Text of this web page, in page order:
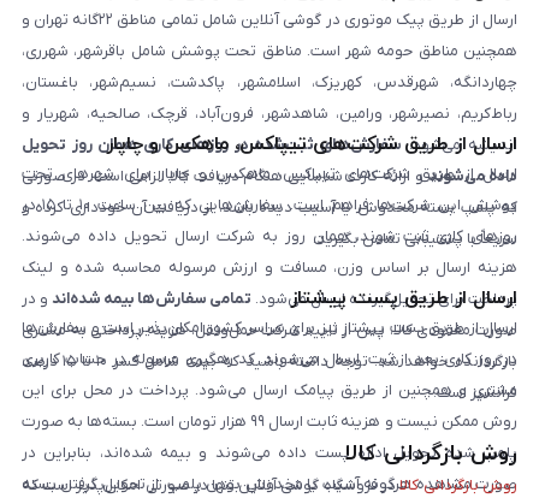
ارسال از طریق پیک موتوری در گوشی آنلاین شامل تمامی مناطق ۲۲گانه تهران و
همچنین مناطق حومه شهر است. مناطق تحت پوشش شامل باقرشهر، شهرری،
چهاردانگه، شهرقدس، کهریزک، اسلامشهر، پاکدشت، نسیم‌شهر، باغستان،
رباط‌کریم، نصیرشهر، ورامین، شاهدشهر، فرون‌آباد، قرچک، صالحیه، شهریار و
اندیشه می‌شود. سفارش‌های ثبت‌شده در روزهای کاری همان روز تحویل
داده می‌شوندو ارائه کارت شناسایی هنگام دریافت کالا الزامی است. در صورتی
که پلمپ بسته مخدوش یا آسیب دیده باشد، از دریافت آن خودداری کرده و
سریعاً با پشتیبانی تماس بگیرید.
ارسال از طریق شرکت‌های تیپاکس، ماهکس و چاپار
ارسال از طریق شرکت‌های تیپاکس، ماهکس و چاپار برای شهرهای تحت
پوشش این شرکت‌ها فراهم است. سفارش‌هایی که بین ساعت ۱۰ تا ۱۵ در
روزهای کاری ثبت شوند، همان روز به شرکت ارسال تحویل داده می‌شوند.
هزینه ارسال بر اساس وزن، مسافت و ارزش مرسوله محاسبه شده و لینک
پرداخت برای تحویل‌گیرنده ارسال می‌شود. تمامی سفارش‌ها بیمه شده‌اند و در
صورت مفقودی کالا، پس از تایید شرکت حمل‌ونقل، هزینه پرداختی به مشتری
بازگردانده خواهد شد. توجه داشته باشید که بیمه شامل کسر ۱۰ تا ۱۵ درصد
فرانشیز است.
ارسال از طریق پست پیشتاز
ارسال از طریق پست پیشتاز نیز برای سراسر کشور امکان‌پذیر است و سفارش‌ها
در روز کاری بعد از ثبت، ارسال می‌شوند. کد رهگیری مرسوله در حساب کاربری
مشتری و همچنین از طریق پیامک ارسال می‌شود. پرداخت در محل برای این
روش ممکن نیست و هزینه ثابت ارسال ۹۹ هزار تومان است. بسته‌ها به صورت
پلمپ شده تحویل اداره پست داده می‌شوند و بیمه شده‌اند، بنابراین در
صورت مشاهده هرگونه آسیب یا مخدوش بودن پلمپ، از تحویل گرفتن بسته
روش بازگردانی کالا
روش بازگردانی کالادر فروشگاه گوشی آنلاین تنها در صورتی امکان‌پذیر است که